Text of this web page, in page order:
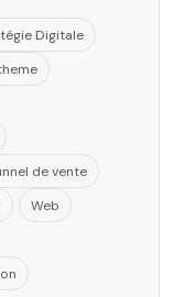
Digitale
de vente
Web